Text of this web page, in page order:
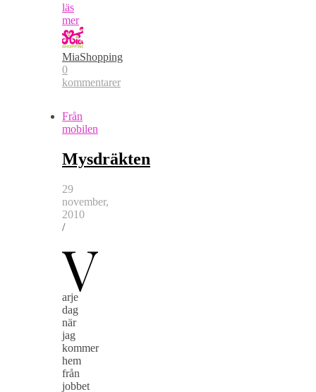
läs
mer
MiaShopping
0
kommentarer
Från
mobilen
Mysdräkten
29
november,
2010
/
V
arje
dag
när
jag
kommer
hem
från
jobbet